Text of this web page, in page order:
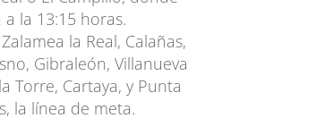
la 13:15 horas.
la Real, Calañas,
Gibraleón, Villanueva
Torre, Cartaya, y Punta
la línea de meta.